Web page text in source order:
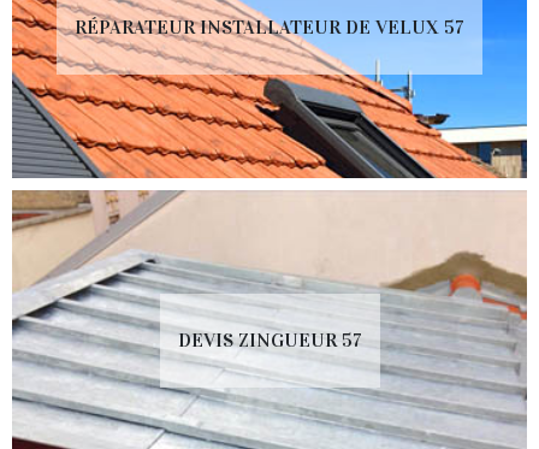
RÉPARATEUR INSTALLATEUR DE VELUX 57
DEVIS ZINGUEUR 57